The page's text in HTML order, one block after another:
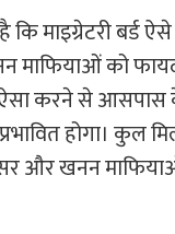
माइग्रेटरी बर्ड
माफियाओं को
करने से आसपास के
होगा। कुल
और खनन